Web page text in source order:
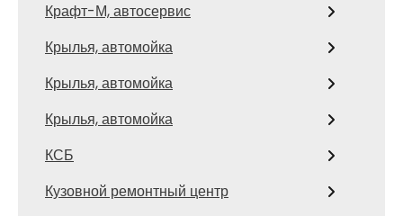
Крафт-М, автосервис
Крылья, автомойка
Крылья, автомойка
Крылья, автомойка
КСБ
Кузовной ремонтный центр